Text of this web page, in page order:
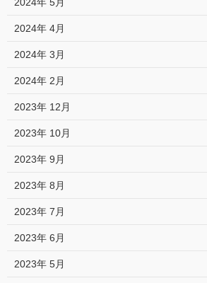
2024年 4月
2024年 3月
2024年 2月
2023年 12月
2023年 10月
2023年 9月
2023年 8月
2023年 7月
2023年 6月
2023年 5月